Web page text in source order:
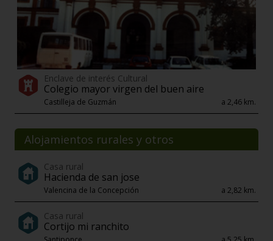
Enclave de interés Cultural
Colegio mayor virgen del buen aire
Castilleja de Guzmán a 2,46 km.
Alojamientos rurales y otros
Casa rural
Hacienda de san jose
Valencina de la Concepción a 2,82 km.
Casa rural
Cortijo mi ranchito